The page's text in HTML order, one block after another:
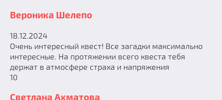
Вероника Шелепо
18.12.2024
Очень интересный квест! Все загадки максимально
интересные. На протяжении всего квеста тебя
держат в атмосфере страха и напряжения
10
Светлана Ахматова